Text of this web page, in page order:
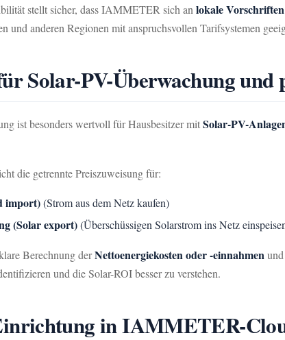
stellt sicher, dass IAMMETER sich anlokale
und anderen Regionen mit anspruchsvollen Tarifsystemen
Solar-PV-Überwachung und
ist besonders wertvoll für Hausbesitzer mitSolar-PV-
die getrennte Preiszuweisung für:
import)(Strom aus dem Netz kaufen)
(Solar export)(Überschüssigen Solarstrom ins Netz
Berechnung derNettoenergiekosten oder -einnahmen
und die Solar-ROI besser zu verstehen.
in IAMMETER-